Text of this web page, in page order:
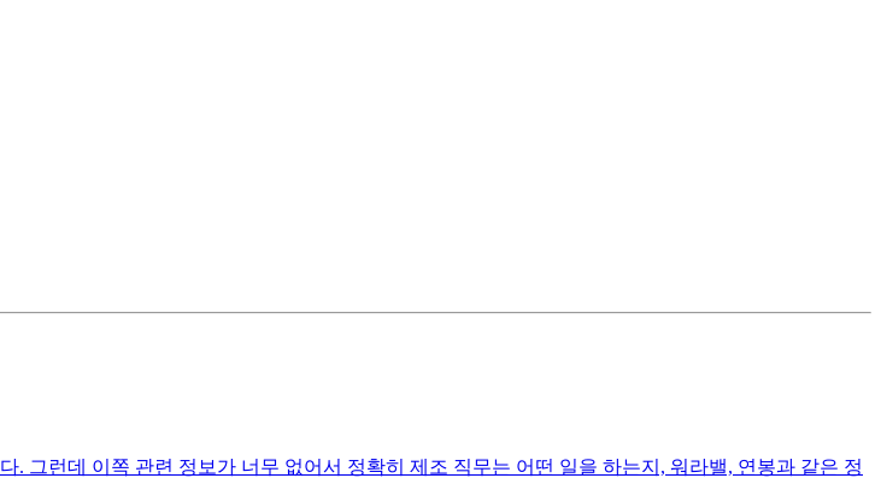
그런데 이쪽 관련 정보가 너무 없어서 정확히 제조 직무는 어떤 일을 하는지, 워라밸, 연봉과 같은 정